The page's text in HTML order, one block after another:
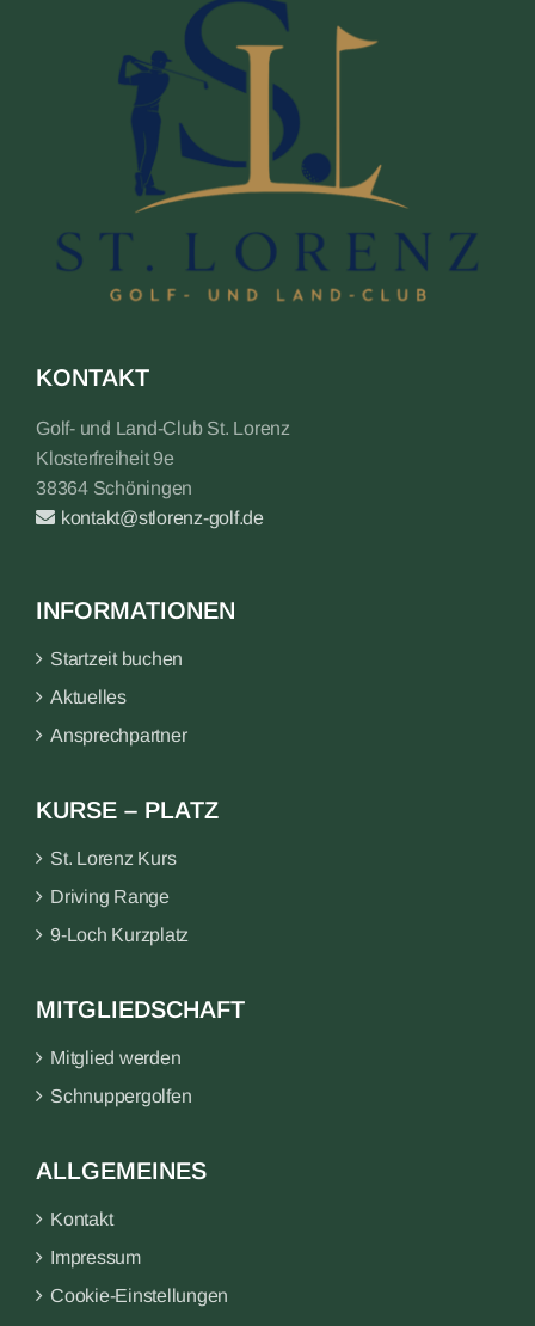
KONTAKT
Golf- und Land-Club St. Lorenz
Klosterfreiheit 9e
38364 Schöningen
kontakt@stlorenz-golf.de
INFORMATIONEN
Startzeit buchen
Aktuelles
Ansprechpartner
KURSE – PLATZ
St. Lorenz Kurs
Driving Range
9-Loch Kurzplatz
MITGLIEDSCHAFT
Mitglied werden
Schnuppergolfen
ALLGEMEINES
Kontakt
Impressum
Cookie-Einstellungen